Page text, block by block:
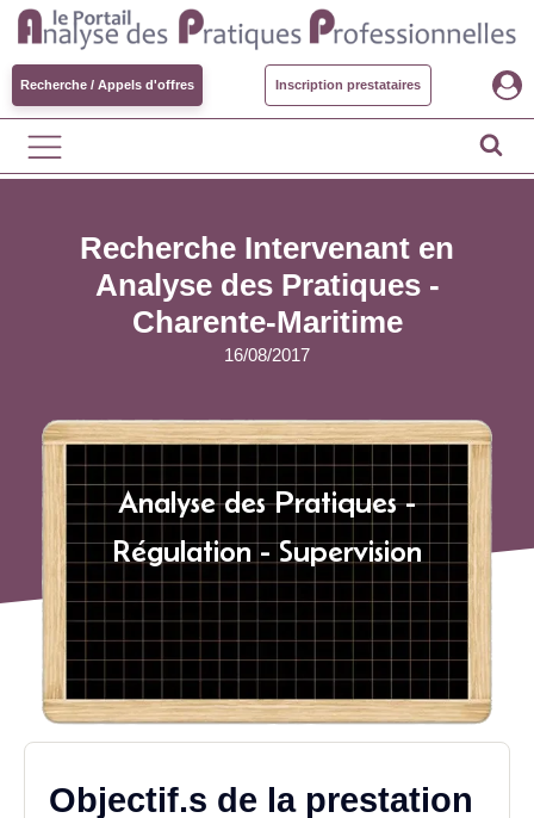
Recherche / Appels d'offres Inscription prestataires
Recherche Intervenant en
Analyse des Pratiques -
Charente-Maritime
16/08/2017
Analyse des Pratiques -
Régulation - Supervision
Objectif.s de la prestation